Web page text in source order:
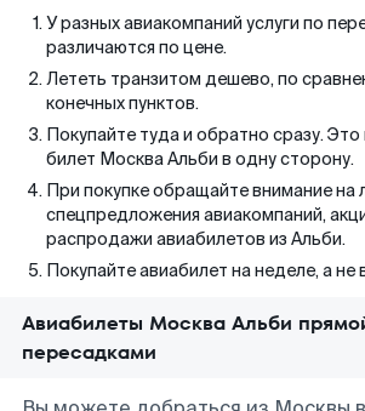
У разных авиакомпаний услуги по
различаются по цене.
Лететь транзитом дешево, по
конечных пунктов.
Покупайте туда и обратно сразу.
билет Москва Альби в одну сторону.
При покупке обращайте внимание на
спецпредложения авиакомпаний,
распродажи авиабилетов из Альби.
Покупайте авиабилет на неделе, а не
Авиабилеты Москва Альби
пересадками